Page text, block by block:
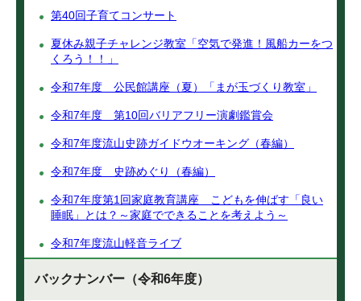
第40回子育てコンサート
夏休み親子チャレンジ教室「空気で発進！風船カーをつ
くろう！！」
令和7年度 公民館講座（夏）「まが玉づくり教室」
令和7年度 第10回バリアフリー演劇鑑賞会
令和7年度流山史跡ガイドウオーキング（春編）
令和7年度 史跡めぐり（春編）
令和7年度第1回家庭教育講座 こどもを伸ばす「良い
睡眠」とは？～家庭でできることを考えよう～
令和7年度流山軽音ライブ
バックナンバー（令和6年度）